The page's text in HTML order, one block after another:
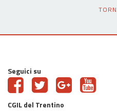
Seguici su
CGIL del Trentino